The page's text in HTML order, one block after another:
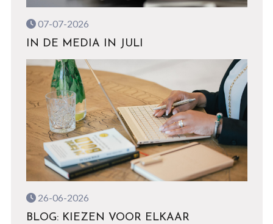
07-07-2026
IN DE MEDIA IN JULI
26-06-2026
BLOG: KIEZEN VOOR ELKAAR